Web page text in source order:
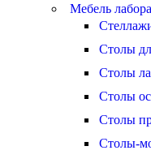
Мебель
Столы
Столы
Столы
Столы
Столы-